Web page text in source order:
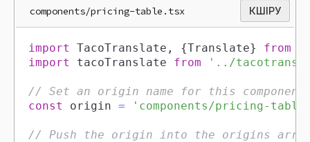
components/pricing-table.tsx КӨШІРУ
import TacoTranslate , {Translate} from
import
tacoTranslate from '../
// Set an origin name for this component
const
origin = 'components/pricing-
// Push the origin into the origins